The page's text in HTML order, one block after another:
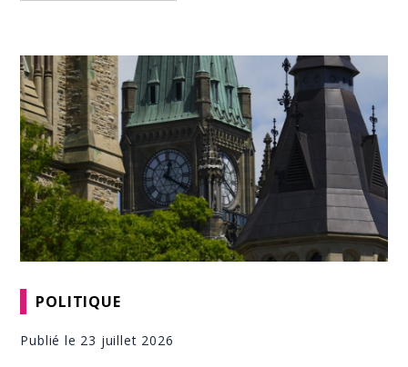
POLITIQUE
Publié le 23 juillet 2026